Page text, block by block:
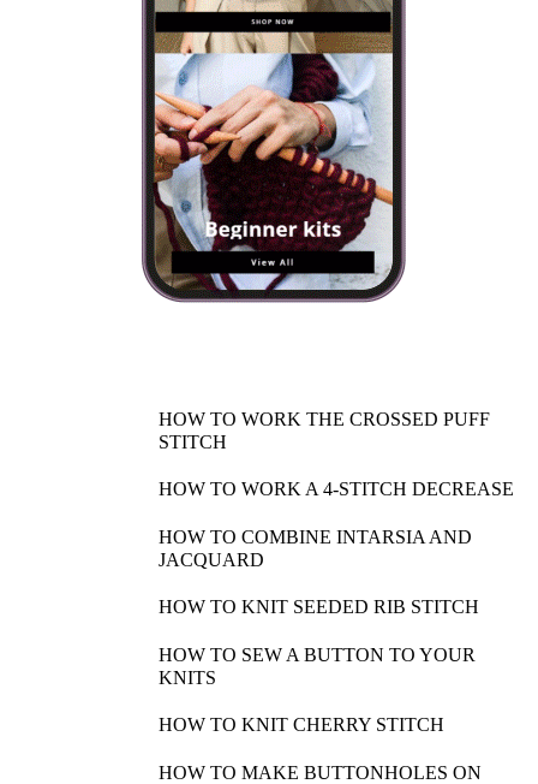
HOW TO WORK THE CROSSED PUFF
STITCH
HOW TO WORK A 4-STITCH DECREASE
HOW TO COMBINE INTARSIA AND
JACQUARD
HOW TO KNIT SEEDED RIB STITCH
HOW TO SEW A BUTTON TO YOUR
KNITS
HOW TO KNIT CHERRY STITCH
HOW TO MAKE BUTTONHOLES ON